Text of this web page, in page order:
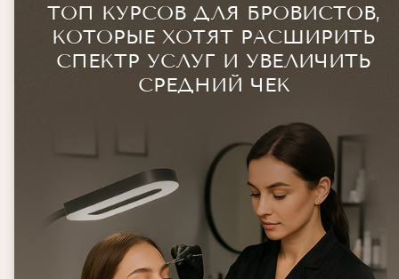
ТОП КУРСОВ ДЛЯ БРОВИСТОВ,
КОТОРЫЕ ХОТЯТ РАСШИРИТЬ
СПЕКТР УСЛУГ И УВЕЛИЧИТЬ
СРЕДНИЙ ЧЕК